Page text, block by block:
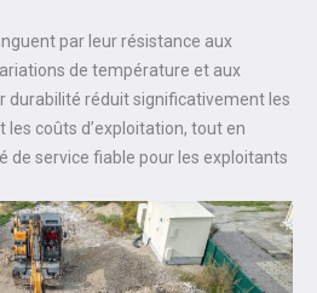
par leur résistance aux
de température et aux
durabilité réduit significativement les
les coûts d’exploitation, tout en
de service fiable pour les exploitants